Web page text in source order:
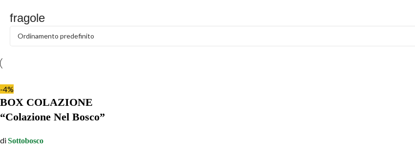
fragole
-4%
BOX COLAZIONE
“Colazione Nel Bosco”
diSottobosco